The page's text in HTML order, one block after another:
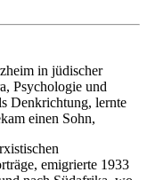
in jüdischer
Psychologie und
Denkrichtung, lernte
einen Sohn,
emigrierte 1933